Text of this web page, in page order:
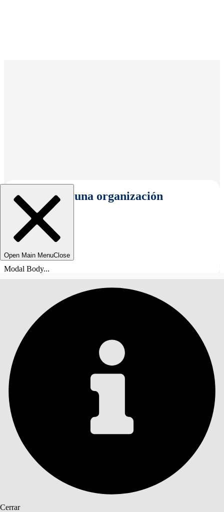
Seleccionar una organización
Open Main MenuClose
Modal Body...
Cerrar
Índice de materias
ÍNDICE DE MATERIAS
Buscar